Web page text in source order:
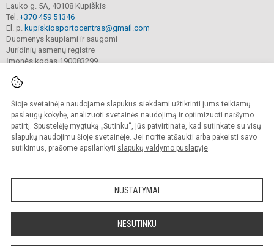
Šioje svetainėje naudojame slapukus siekdami užtikrinti jums teikiamų
paslaugų kokybę, analizuoti svetainės naudojimą ir optimizuoti naršymo
patirtį. Spustelėję mygtuką „Sutinku“, jūs patvirtinate, kad sutinkate su visų
slapukų naudojimu šioje svetainėje. Jei norite atšaukti arba pakeisti savo
sutikimus, prašome apsilankyti slapukų valdymo puslapyje.
NUSTATYMAI
NESUTINKU
Lauko g. 5A, 40108 Kupiškis
Tel. +370 459 51346
El. p. kupiskiosportocentras@gmail.com
Duomenys kaupiami ir saugomi
Juridinių asmenų registre
Įmonės kodas 190083299
© 2022. Kupiškio r. kūno kultūros ir sporto centras. Visos teisės saugomos.
Kopijuoti turinį be raštiško sutikimo griežtai draudžiama.
Prieinamumo paraiška Slapukų valdymas
Sumanus būdas atnaujinti